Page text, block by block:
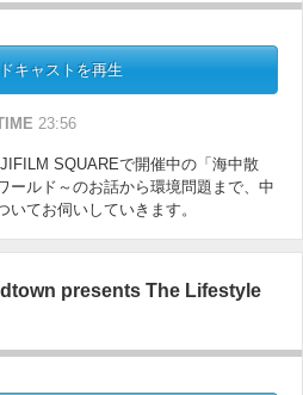
キャストを再生
23:56
SQUAREで開催中の「海中散
ールド～のお話から環境問題まで、中
てお伺いしていきます。
presents The Lifestyle